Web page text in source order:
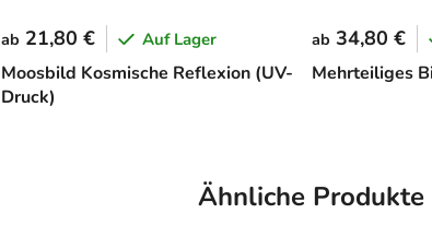
Moosbild Kosmische Reflexion (UV-
Druck)
ab 21,80 € Auf Lager
Mehrteiliges
ab 34,80 €
Ähnliche Produkte